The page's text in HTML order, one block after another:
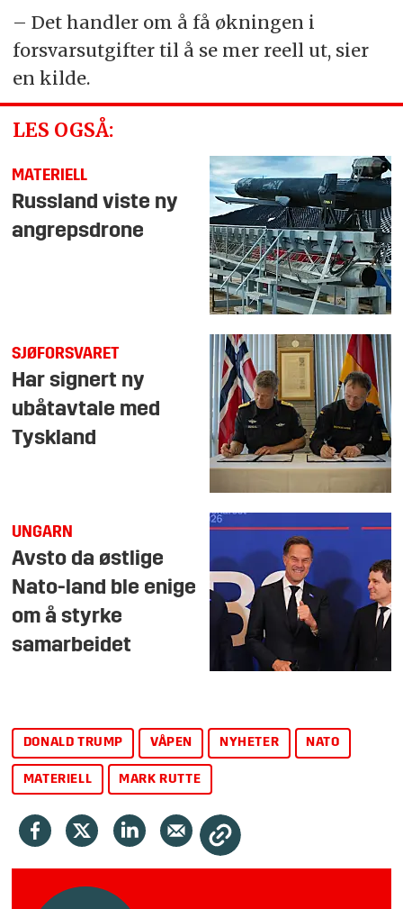
– Det handler om å få økningen i
forsvarsutgifter til å se mer reell ut, sier
en kilde.
LES OGSÅ:
MATERIELL
Russland viste ny
angrepsdrone
SJØFORSVARET
Har signert ny
ubåtavtale med
Tyskland
UNGARN
Avsto da østlige
Nato-land ble enige
om å styrke
samarbeidet
DONALD TRUMP VÅPEN NYHETER NATO
MATERIELL MARK RUTTE